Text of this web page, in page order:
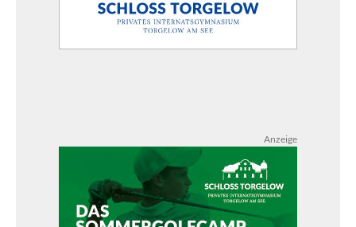
Anzeige